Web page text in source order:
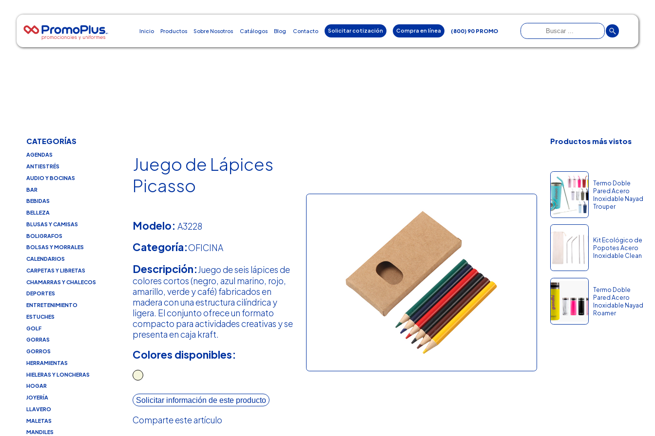
Inicio Productos Sobre Nosotros Catálogos Blog Contacto Solicitar cotización Compra en línea (800) 90 PROMO
CATEGORÍAS
AGENDAS
ANTIESTRÉS
AUDIO Y BOCINAS
BAR
BEBIDAS
BELLEZA
BLUSAS Y CAMISAS
BOLIGRAFOS
BOLSAS Y MORRALES
CALENDARIOS
CARPETAS Y LIBRETAS
CHAMARRAS Y CHALECOS
DEPORTES
ENTRETENIMIENTO
ESTUCHES
GOLF
GORRAS
GORROS
HERRAMIENTAS
HIELERAS Y LONCHERAS
HOGAR
JOYERÍA
LLAVERO
MALETAS
MANDILES
Juego de Lápices
Picasso
Modelo: A3228
Categoría:OFICINA
Descripción:Juego de seis lápices de
colores cortos (negro, azul marino, rojo,
amarillo, verde y café) fabricados en
madera con una estructura cilíndrica y
ligera. El conjunto ofrece un formato
compacto para actividades creativas y se
presenta en caja kraft.
Colores disponibles:
Solicitar información de este producto
Comparte este artículo
Productos más vistos
Termo Doble
Pared Acero
Inoxidable Nayad
Trouper
Kit Ecológico de
Popotes Acero
Inoxidable Clean
Termo Doble
Pared Acero
Inoxidable Nayad
Roamer